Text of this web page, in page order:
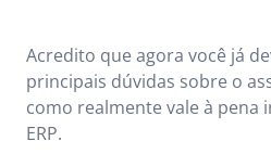
Acredito que agora você já
principais dúvidas sobre o
como realmente vale à pena
ERP.